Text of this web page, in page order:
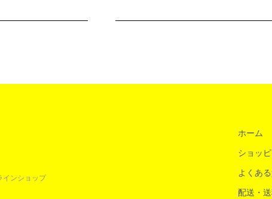
インショップ
ホーム
ショッ
よくあ
配送・